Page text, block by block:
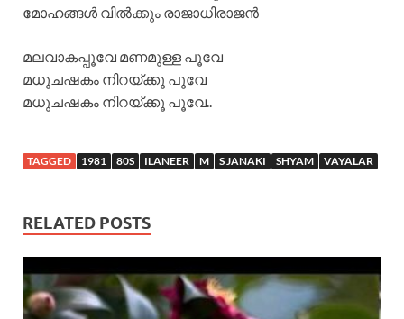
മോഹങ്ങള്‍ വില്‍ക്കും രാജാധിരാജന്‍
മലവാകപ്പൂവേ മണമുള്ള പൂവേ
മധുചഷകം നിറയ്ക്കൂ പൂവേ
മധുചഷകം നിറയ്ക്കൂ പൂവേ..
TAGGED 1981 80S ILANEER M S JANAKI SHYAM VAYALAR
RELATED POSTS